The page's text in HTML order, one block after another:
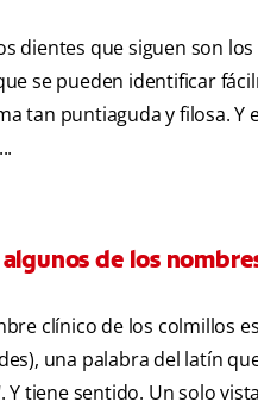
dientes que siguen son los
se pueden identificar
tan puntiaguda y filosa. Y
de los
clínico de los colmillos es
una palabra del latín
Y tiene sentido. Un solo